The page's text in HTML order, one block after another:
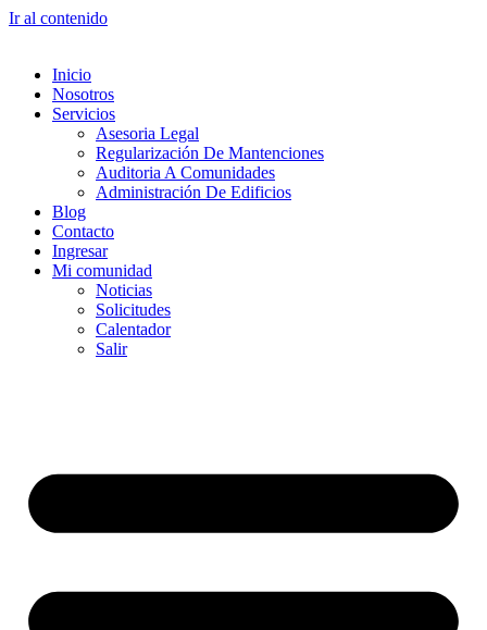
Ir al contenido
Inicio
Nosotros
Servicios
Asesoria Legal
Regularización De Mantenciones
Auditoria A Comunidades
Administración De Edificios
Blog
Contacto
Ingresar
Mi comunidad
Noticias
Solicitudes
Calentador
Salir